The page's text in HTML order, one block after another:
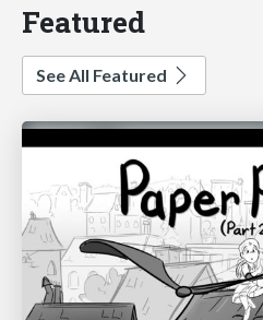
Featured
See All Featured